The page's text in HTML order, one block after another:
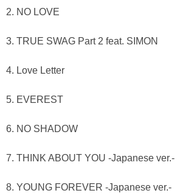
2. NO LOVE
3. TRUE SWAG Part 2 feat. SIMON
4. Love Letter
5. EVEREST
6. NO SHADOW
7. THINK ABOUT YOU -Japanese ver.-
8. YOUNG FOREVER -Japanese ver.-